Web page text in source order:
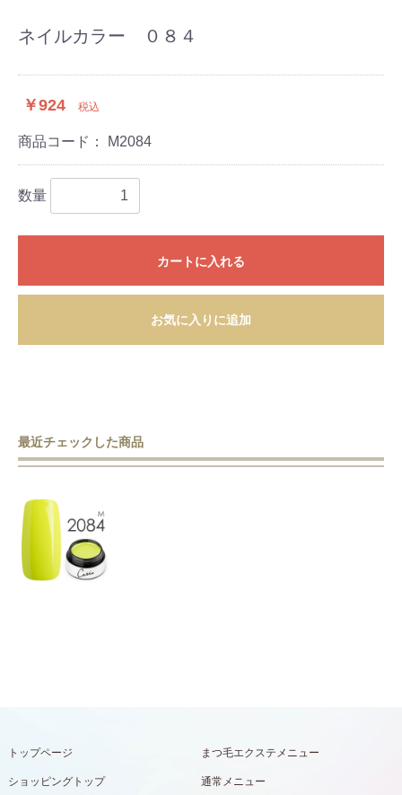
ネイルカラー ０８４
￥924 税込
商品コード： M2084
数量
カートに入れる
お気に入りに追加
最近チェックした商品
トップページ
ショッピングトップ
まつ毛エクステメニュー
通常メニュー